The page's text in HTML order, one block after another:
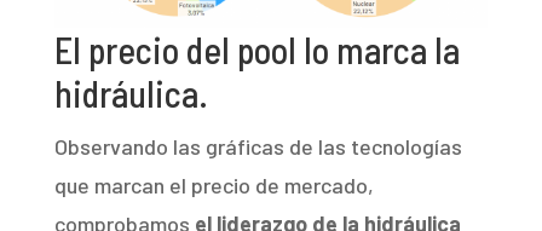
El precio del pool lo marca la
hidráulica.
Observando las gráficas de las tecnologías
que marcan el precio de mercado,
comprobamos el liderazgo de la hidráulica